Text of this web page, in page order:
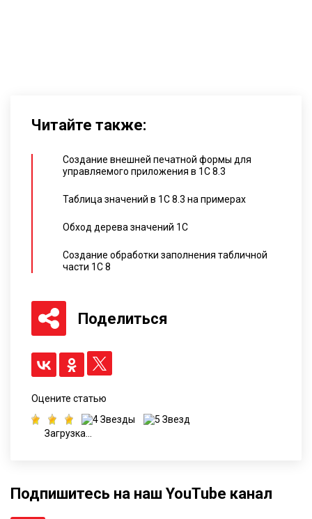
Читайте также:
Создание внешней печатной формы для
управляемого приложения в 1С 8.3
Таблица значений в 1С 8.3 на примерах
Обход дерева значений 1С
Создание обработки заполнения табличной
части 1С 8
Поделиться
Оцените статью
Загрузка...
Подпишитесь на наш YouTube канал